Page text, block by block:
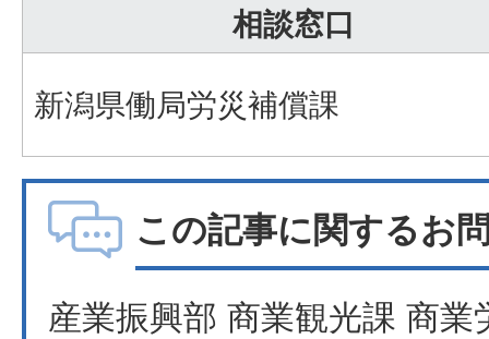
相談窓口
新潟県働局労災補償課
この記事に関するお
産業振興部 商業観光課 商業